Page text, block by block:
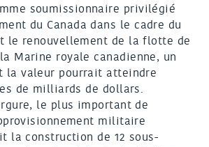
soumissionnaire privilégié
du Canada dans le cadre du
le renouvellement de la flotte de
Marine royale canadienne, un
la valeur pourrait atteindre
de milliards de dollars.
le plus important de
militaire
la construction de 12 sous-